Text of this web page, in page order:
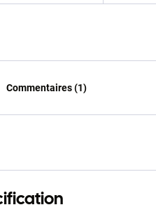
Commentaires (1)